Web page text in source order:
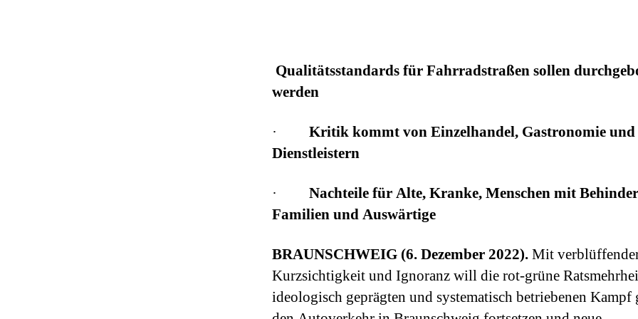
Qualitätsstandards für Fahrradstraßen sollen
werden
· Kritik kommt von Einzelhandel, Gastronomie und
Dienstleistern
· Nachteile für Alte, Kranke, Menschen mit
Familien und Auswärtige
BRAUNSCHWEIG (6. Dezember 2022).Mit
Kurzsichtigkeit und Ignoranz will die rot-grüne
ideologisch geprägten und systematisch betriebenen Kampf